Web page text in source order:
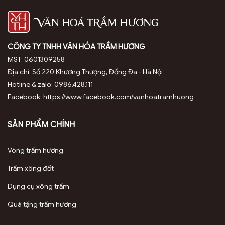
CÔNG TY TNHH VĂN HÓA TRẦM HƯƠNG
MST: 0601309258
Địa chỉ: Số 220 Khương Thượng, Đống Đa - Hà Nội
Hotline & zalo: 0986.428.111
Facebook: https://www.facebook.com/vanhoatramhuong
SẢN PHẨM CHÍNH
Vòng trầm hương
Trầm xông đốt
Dụng cụ xông trầm
Quà tặng trầm hương